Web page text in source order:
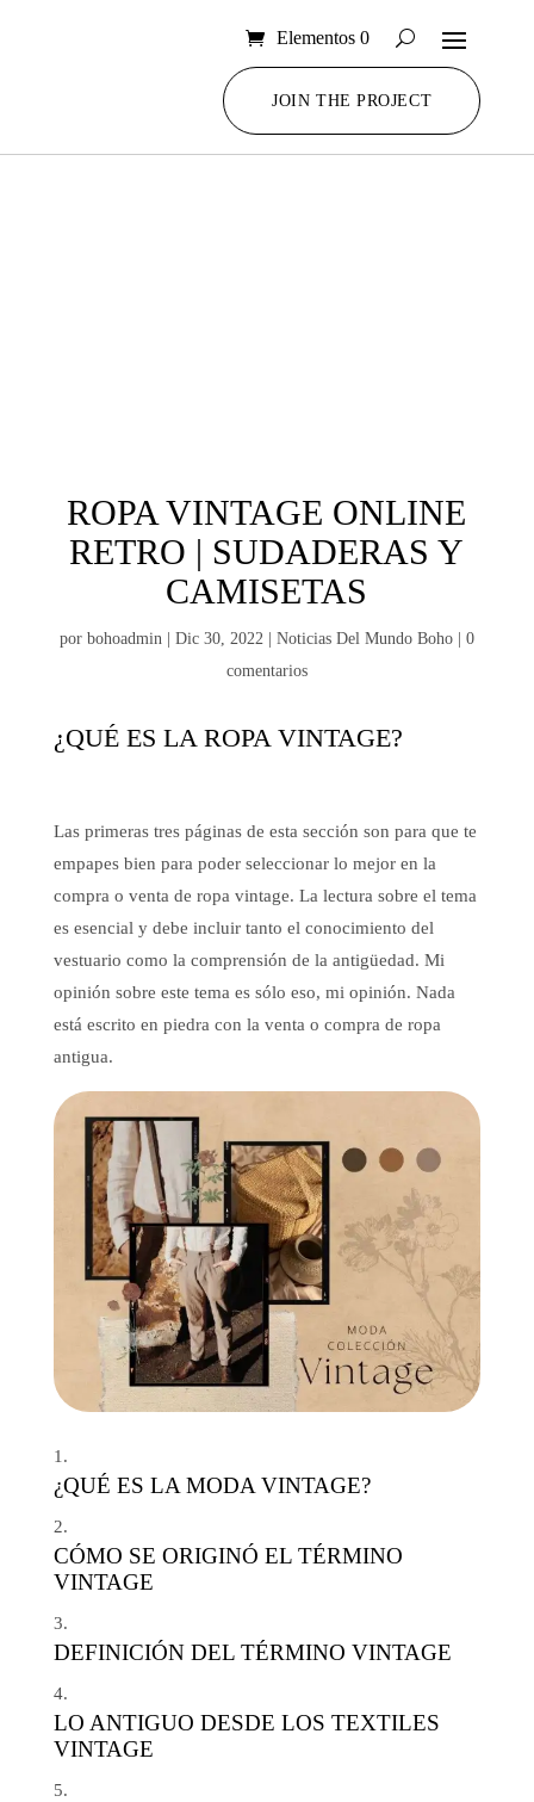
Elementos 0
JOIN THE PROJECT
ROPA VINTAGE ONLINE
RETRO | SUDADERAS Y
CAMISETAS
por bohoadmin| Dic 30, 2022| Noticias Del Mundo Boho| 0
comentarios
¿QUÉ ES LA ROPA VINTAGE?
Las primeras tres páginas de esta sección son para que te
empapes bien para poder seleccionar lo mejor en la
compra o venta de ropa vintage. La lectura sobre el tema
es esencial y debe incluir tanto el conocimiento del
vestuario como la comprensión de la antigüedad. Mi
opinión sobre este tema es sólo eso, mi opinión. Nada
está escrito en piedra con la venta o compra de ropa
antigua.
¿QUÉ ES LA MODA VINTAGE?
CÓMO SE ORIGINÓ EL TÉRMINO
VINTAGE
DEFINICIÓN DEL TÉRMINO VINTAGE
LO ANTIGUO DESDE LOS TEXTILES
VINTAGE